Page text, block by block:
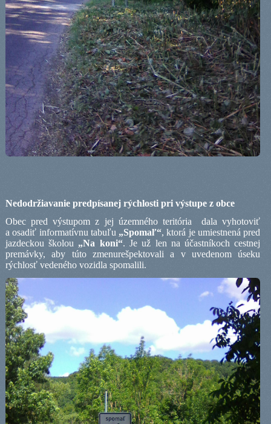
Nedodržiavanie predpísanej rýchlosti pri výstupe z obce
Obec pred výstupom z jej územného teritória
dala vyhotoviť
a osadiť informatívnu tabuľu „Spomaľ“, ktorá je umiestnená pred
jazdeckou školou „Na koni“. Je už len na účastníkoch cestnej
premávky, aby túto zmenurešpektovali a v uvedenom úseku
rýchlosť vedeného vozidla spomalili.